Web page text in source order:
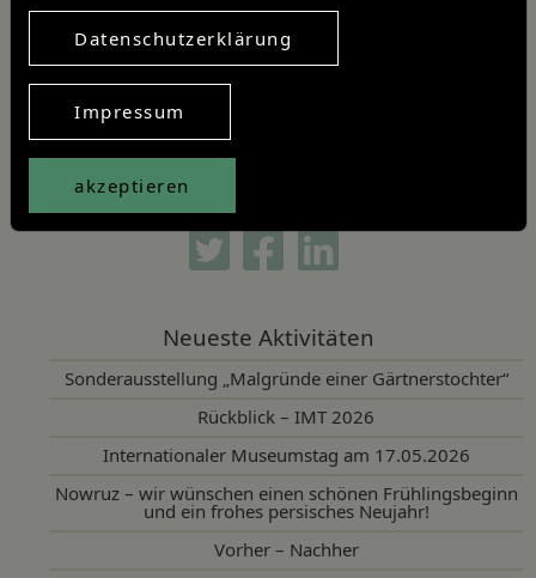
Beitragsnavigation
Vorheriger Artikel
Twitter Facebook
Neueste Aktivitäten
Sonderausstellung „Malgründe einer Gärtnerstochter“
Rückblick – IMT 2026
Internationaler Museumstag am 17.05.2026
Nowruz – wir wünschen einen schönen Frühlingsbeginn
und ein frohes persisches Neujahr!
Vorher – Nachher
Datenschutzerklärung
Impressum
akzeptieren